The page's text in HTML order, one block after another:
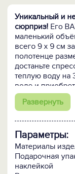
Уникальный и
сюрприз! Его
маленький
всего 9 х 9 см
полотенце
достаньте
теплую воду на
воде и
полотенца. И
вида! То, что на
добавляет
Символика,
Отечества,
Развернуть
Параметры:
Материалы
Подарочная
наклейкой